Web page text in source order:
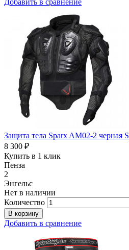
Добавить в сравнение
Защита тела Sparx AM02-2 черная S
8 300 ₽
Купить в 1 клик
Пенза
2
Энгельс
Нет в наличии
Количество
Добавить в сравнение